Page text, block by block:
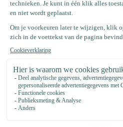
Productomschrijving
Specificaties
Recent bekeken